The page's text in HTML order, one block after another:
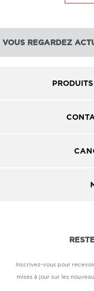
VOUS REGARDEZ
Inscrivez-vous pour
mises à jour sur les